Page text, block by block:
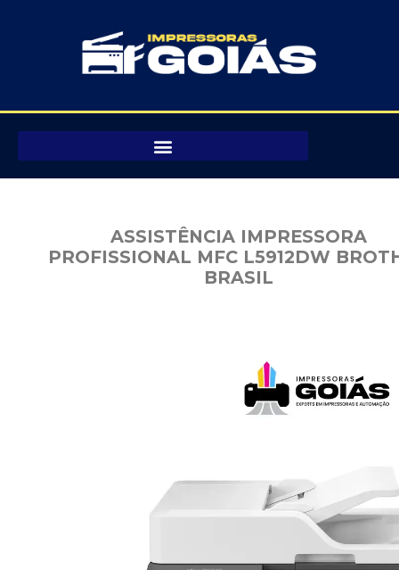
conteúdo
ASSISTÊNCIA IMPRESSORA
PROFISSIONAL MFC L5912DW
BRASIL